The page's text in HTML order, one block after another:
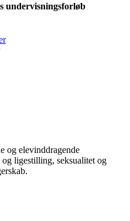
undervisningsforløb
og elevinddragende
ligestilling, seksualitet og